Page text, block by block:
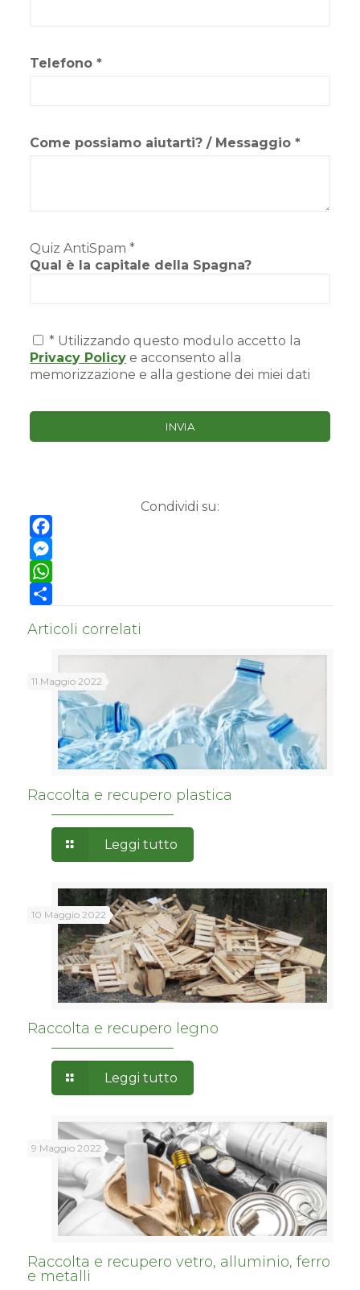
Telefono *
Come possiamo aiutarti? / Messaggio *
Quiz AntiSpam *
Qual è la capitale della Spagna?
* Utilizzando questo modulo accetto la
Privacy Policy e acconsento alla
memorizzazione e alla gestione dei miei dati
Condividi su:
Articoli correlati
11 Maggio 2022
Raccolta e recupero plastica
Leggi tutto
10 Maggio 2022
Raccolta e recupero legno
Leggi tutto
9 Maggio 2022
Raccolta e recupero vetro, alluminio, ferro
e metalli